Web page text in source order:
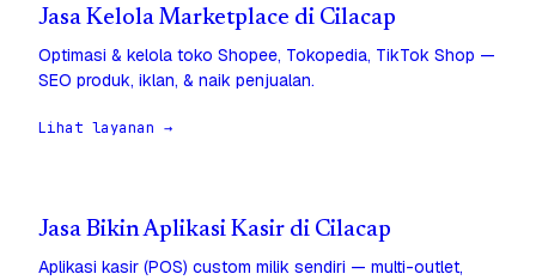
Jasa Kelola Marketplace di Cilacap
Optimasi & kelola toko Shopee, Tokopedia, TikTok Shop —
SEO produk, iklan, & naik penjualan.
Lihat layanan →
Jasa Bikin Aplikasi Kasir di Cilacap
Aplikasi kasir (POS) custom milik sendiri — multi-outlet,